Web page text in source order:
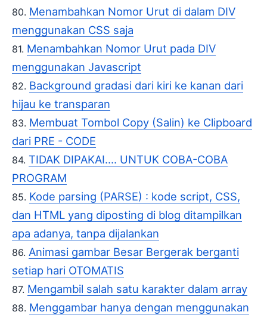
Menambahkan Nomor Urut di dalam DIV
menggunakan CSS saja
Menambahkan Nomor Urut pada DIV
menggunakan Javascript
Background gradasi dari kiri ke kanan dari
hijau ke transparan
Membuat Tombol Copy (Salin) ke Clipboard
dari PRE - CODE
TIDAK DIPAKAI.... UNTUK COBA-COBA
PROGRAM
Kode parsing (PARSE) : kode script, CSS,
dan HTML yang diposting di blog ditampilkan
apa adanya, tanpa dijalankan
Animasi gambar Besar Bergerak berganti
setiap hari OTOMATIS
Mengambil salah satu karakter dalam array
Menggambar hanya dengan menggunakan